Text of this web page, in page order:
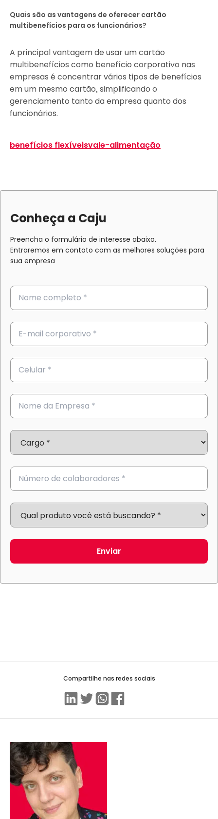
Quais são as vantagens de oferecer cartão
multibenefícios para os funcionários?
A principal vantagem de usar um cartão
multibenefícios como benefício corporativo nas
empresas é concentrar vários tipos de benefícios
em um mesmo cartão, simplificando o
gerenciamento tanto da empresa quanto dos
funcionários.
benefícios flexíveisvale-alimentação
Conheça a Caju
Preencha o formulário de interesse abaixo.
Entraremos em contato com as melhores soluções para
sua empresa.
Enviar
Compartilhe nas redes sociais
LinkedinTwitterWhatsApp
Facebook